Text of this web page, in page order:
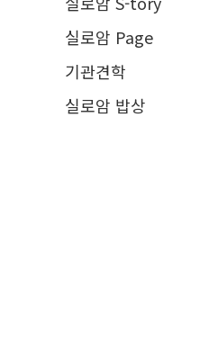
실로암 Page
기관견학
실로암 밥상